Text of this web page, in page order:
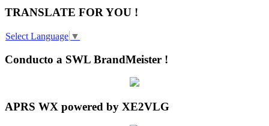
TRANSLATE FOR YOU !
Select Language ▼
Conducto a SWL BrandMeister !
APRS WX powered by XE2VLG